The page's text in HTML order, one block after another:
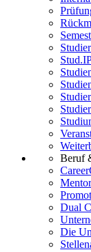
Beruf
Dual
Die